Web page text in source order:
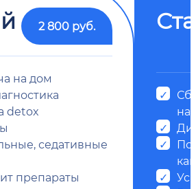
2 800 руб.
на дом
detox
седативные
препараты
на